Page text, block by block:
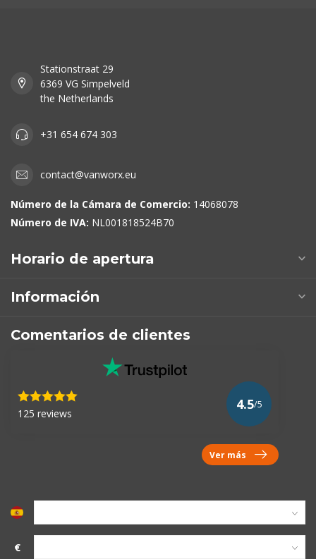
Stationstraat 29
6369 VG Simpelveld
the Netherlands
+31 654 674 303
contact@vanworx.eu
Número de la Cámara de Comercio: 14068078
Número de IVA: NL001818524B70
Horario de apertura
Información
Comentarios de clientes
125 reviews
4.5/5
Ver más
€